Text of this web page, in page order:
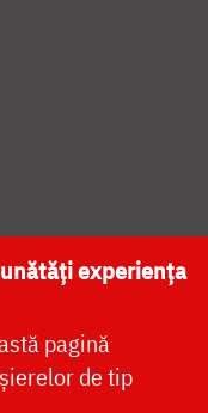
NAȚIONALĂ
experiența
pagină
de tip